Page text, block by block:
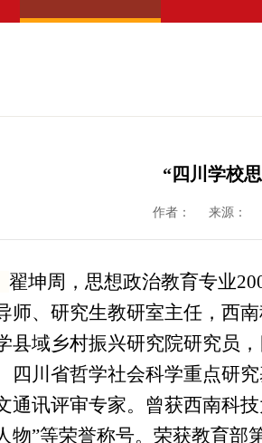
“四川学校
作者： 来源：
翟坤周，思想政治教育专业
师、研究生教研室主任，西
县域乡村振兴研究院研究员
四川省哲学社会科学重点研
通讯评审专家。曾获西南科
物”等荣誉称号。荣获教育部